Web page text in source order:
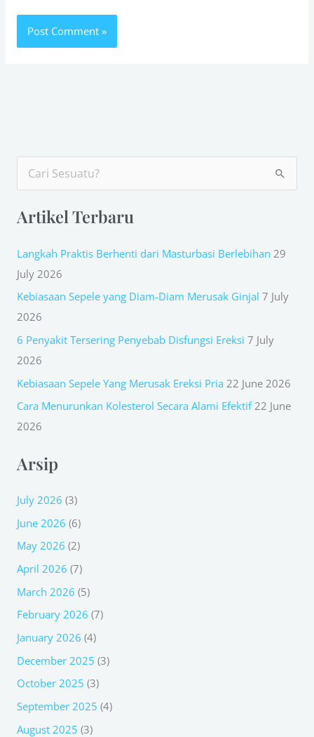
a
c
h
f
o
r
:
Artikel Terbaru
Langkah Praktis Berhenti dari Masturbasi Berlebihan 29
July 2026
Kebiasaan Sepele yang Diam-Diam Merusak Ginjal 7 July
2026
6 Penyakit Tersering Penyebab Disfungsi Ereksi 7 July
2026
Kebiasaan Sepele Yang Merusak Ereksi Pria 22 June 2026
Cara Menurunkan Kolesterol Secara Alami Efektif 22 June
2026
Arsip
July 2026 (3)
June 2026 (6)
May 2026 (2)
April 2026 (7)
March 2026 (5)
February 2026 (7)
January 2026 (4)
December 2025 (3)
October 2025 (3)
September 2025 (4)
August 2025 (3)